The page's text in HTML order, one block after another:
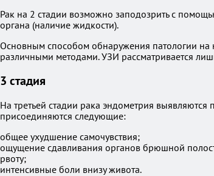
Рак на 2 стадии возможно заподозрить с
органа (наличие жидкости).
Основным способом обнаружения патологии на
различными методами. УЗИ рассматривается
3 стадия
На третьей стадии рака эндометрия
присоединяются следующие:
общее ухудшение самочувствия;
ощущение сдавливания органов брюшной
рвоту;
интенсивные боли внизу живота.